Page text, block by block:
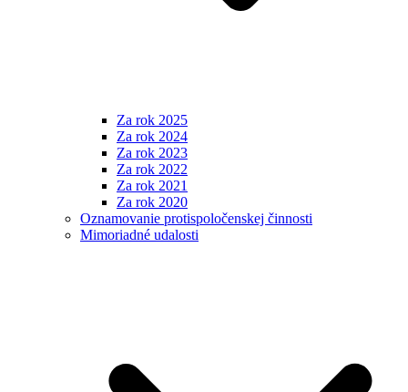
Za rok 2025
Za rok 2024
Za rok 2023
Za rok 2022
Za rok 2021
Za rok 2020
Oznamovanie protispoločenskej činnosti
Mimoriadné udalosti